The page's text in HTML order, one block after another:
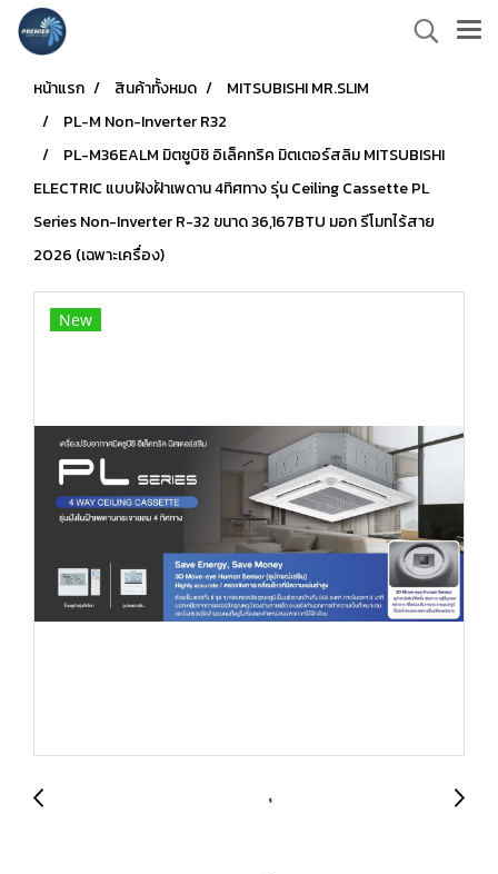
หน้าแรก สินค้าทั้งหมด
MITSUBISHI MR.SLIM
PL-M Non-Inverter R32
PL-M36EALM มิตซูบิชิ อิเล็คทริค มิตเตอร์สลิม MITSUBISHI
ELECTRIC แบบฝังฝ้าเพดาน 4ทิศทาง รุ่น Ceiling Cassette PL
Series Non-Inverter R-32 ขนาด 36,167BTU มอก รีโมทไร้สาย
2026 (เฉพาะเครื่อง)
New